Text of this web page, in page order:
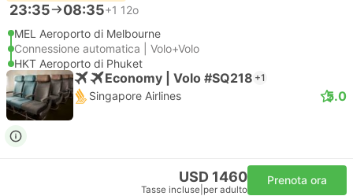
23:35 08:35+1 12o
MEL Aeroporto di Melbourne
Connessione automatica | Volo+Volo
HKT Aeroporto di Phuket
Economy | Volo #SQ218 +1
Singapore Airlines 5.0
USD 1460
Tasse incluse per adulto
Prenota ora